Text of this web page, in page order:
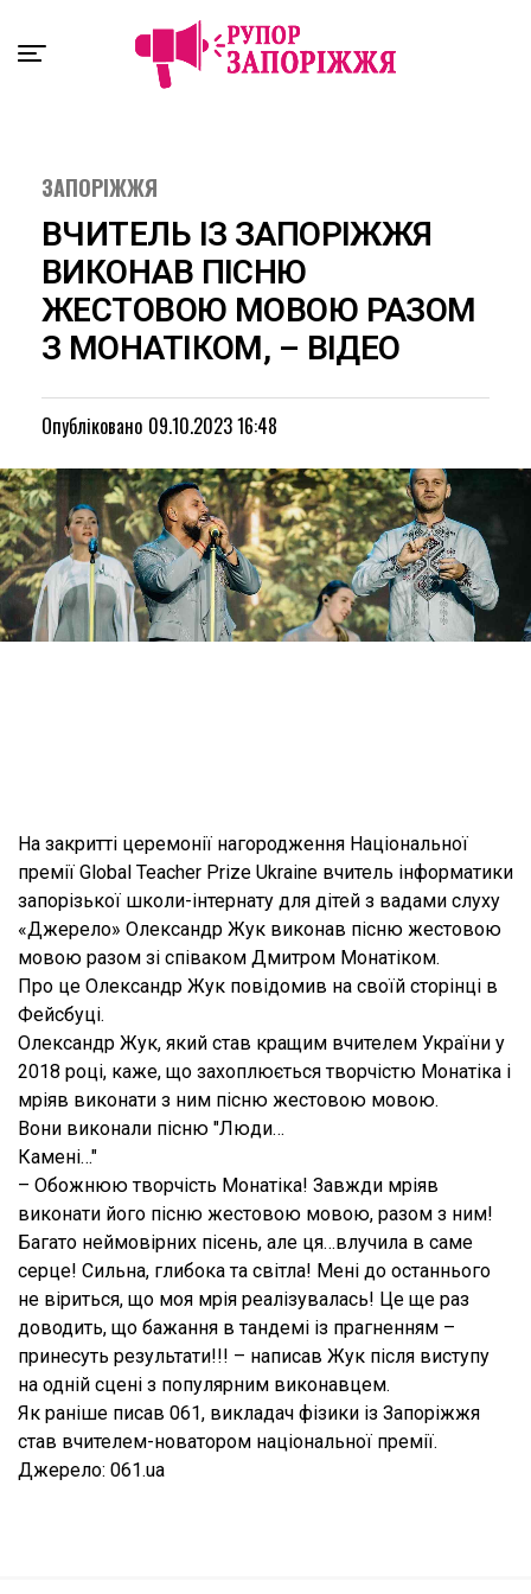
ЗАПОРІЖЖЯ
ВЧИТЕЛЬ ІЗ ЗАПОРІЖЖЯ
ВИКОНАВ ПІСНЮ
ЖЕСТОВОЮ МОВОЮ РАЗОМ
З МОНАТІКОМ, – ВІДЕО
Опубліковано 09.10.2023 16:48
На закритті церемонії нагородження Національної
премії Global Teacher Prize Ukraine вчитель інформатики
запорізької школи-інтернату для дітей з вадами слуху
«Джерело» Олександр Жук виконав пісню жестовою
мовою разом зі співаком Дмитром Монатіком.
Про це Олександр Жук повідомив на своїй сторінці в
Фейсбуці.
Олександр Жук, який став кращим вчителем України у
2018 році, каже, що захоплюється творчістю Монатіка і
мріяв виконати з ним пісню жестовою мовою.
Вони виконали пісню "Люди…
Камені…"
– Обожнюю творчість Монатіка! Завжди мріяв
виконати його пісню жестовою мовою, разом з ним!
Багато неймовірних пісень, але ця…влучила в саме
серце! Сильна, глибока та світла! Мені до останнього
не віриться, що моя мрія реалізувалась! Це ще раз
доводить, що бажання в тандемі із прагненням –
принесуть результати!!! – написав Жук після виступу
на одній сцені з популярним виконавцем.
Як раніше писав 061, викладач фізики із Запоріжжя
став вчителем-новатором національної премії.
Джерело: 061.ua
Exit mobile version